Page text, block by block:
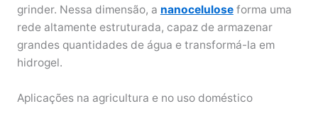
grinder. Nessa dimensão, a nanoceluloseforma uma
rede altamente estruturada, capaz de armazenar
grandes quantidades de água e transformá-la em
hidrogel.
Aplicações na agricultura e no uso doméstico